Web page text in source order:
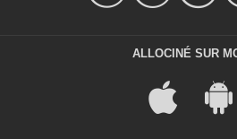
ALLOCINÉ SUR